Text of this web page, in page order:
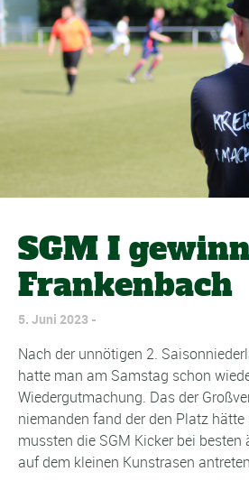
SGM I
Frankenbach
5. Juni 2023
Nach der unnötigen 2.
hatte man am Samstag schon
Wiedergutmachung. Das der
niemanden fand der den Platz
mussten die SGM Kicker bei besten
auf dem kleinen Kunstrasen